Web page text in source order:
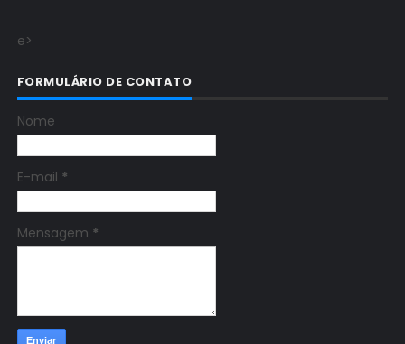
e>
FORMULÁRIO DE CONTATO
Nome
E-mail *
Mensagem *